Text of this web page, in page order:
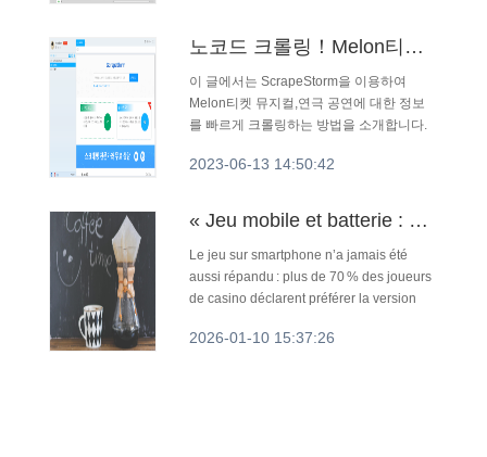
노코드 크롤링！Melon티켓 뮤지컬,연극 공연 정보를 원클릭!￼
이 글에서는 ScrapeStorm을 이용하여
Melon티켓 뮤지컬,연극 공연에 대한 정보
를 빠르게 크롤링하는 방법을 소개합니다.
2023-06-13 14:50:42
« Jeu mobile et batterie : enquête sur les stratégies des casinos en ligne pour maximiser les bonus tout en préservant l’autonomie »
Le jeu sur smartphone n’a jamais été
aussi répandu : plus de 70 % des joueurs
de casino déclarent préférer la version
sessions s’allongent chaque année. Cette
2026-01-10 15:37:26